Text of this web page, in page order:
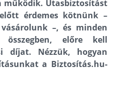
működik. Utasbiztosítást
érdemes kötnünk –
–, és minden
előre kell
díjat. Nézzük, hogyan
a Biztosítás.hu-